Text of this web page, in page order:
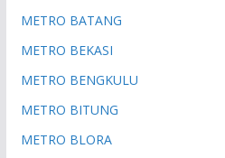
METRO BATANG
METRO BEKASI
METRO BENGKULU
METRO BITUNG
METRO BLORA